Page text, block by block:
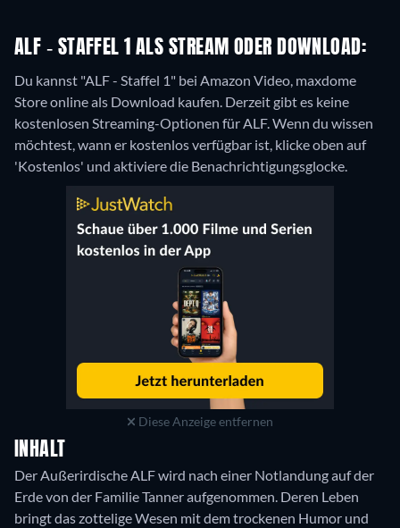
ALF - STAFFEL 1 ALS STREAM ODER DOWNLOAD:
Du kannst "ALF - Staffel 1" bei Amazon Video, maxdome
Store online als Download kaufen. Derzeit gibt es keine
kostenlosen Streaming-Optionen für ALF. Wenn du wissen
möchtest, wann er kostenlos verfügbar ist, klicke oben auf
'Kostenlos' und aktiviere die Benachrichtigungsglocke.
Diese Anzeige entfernen
INHALT
Der Außerirdische ALF wird nach einer Notlandung auf der
Erde von der Familie Tanner aufgenommen. Deren Leben
bringt das zottelige Wesen mit dem trockenen Humor und